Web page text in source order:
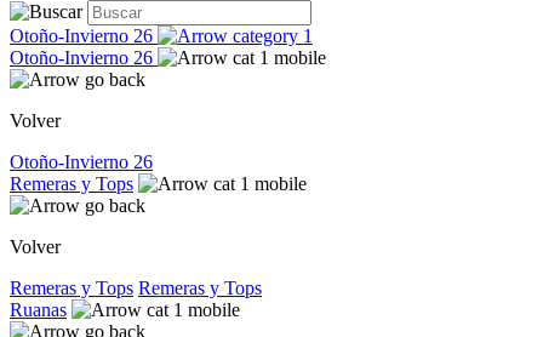
Otoño-Invierno 26
Otoño-Invierno 26
Volver
Otoño-Invierno 26
Remeras y Tops
Volver
Remeras y Tops Remeras y Tops
Ruanas